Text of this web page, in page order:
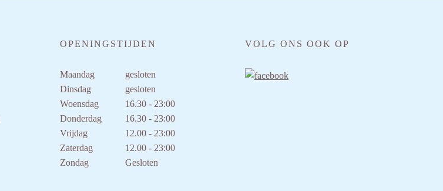
OPENINGSTIJDEN
Maandag
gesloten
Dinsdag
gesloten
Woensdag
16.30 - 23:00
Donderdag
16.30 - 23:00
Vrijdag
12.00 - 23:00
Zaterdag
12.00 - 23:00
Zondag
Gesloten
VOLG ONS OOK OP